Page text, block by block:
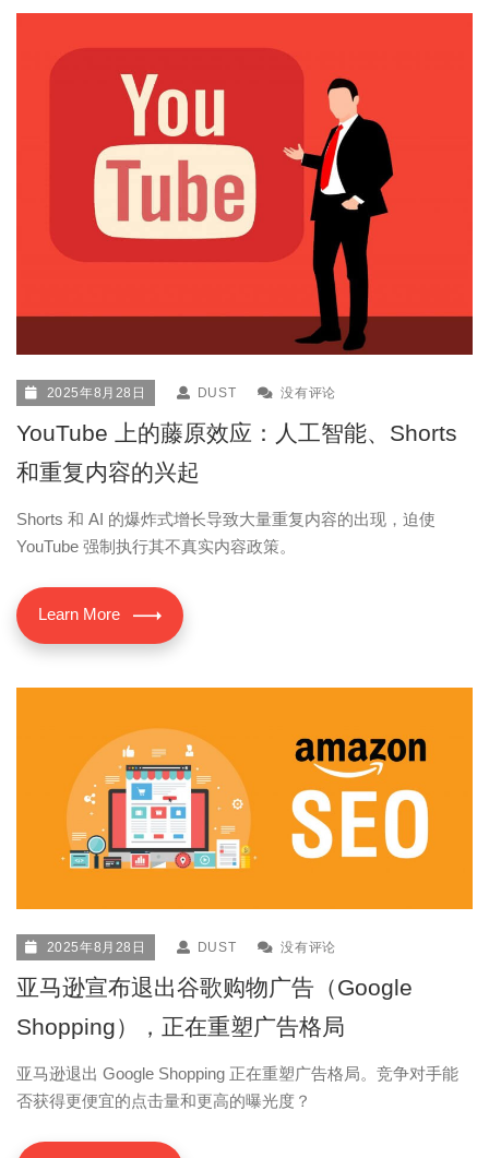
2025年8月28日 DUST 没有评论
YouTube 上的藤原效应：人工智能、Shorts
和重复内容的兴起
Shorts 和 AI 的爆炸式增长导致大量重复内容的出现，迫使
YouTube 强制执行其不真实内容政策。
Learn More
2025年8月28日 DUST 没有评论
亚马逊宣布退出谷歌购物广告（Google
Shopping），正在重塑广告格局
亚马逊退出 Google Shopping 正在重塑广告格局。竞争对手能
否获得更便宜的点击量和更高的曝光度？